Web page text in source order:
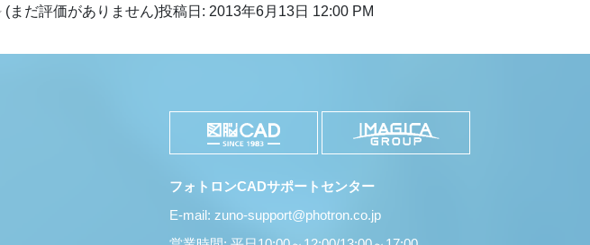
(まだ評価がありません)投稿日: 2013年6月13日 12:00 PM
フォトロンCADサポートセンター
E-mail: zuno-support@photron.co.jp